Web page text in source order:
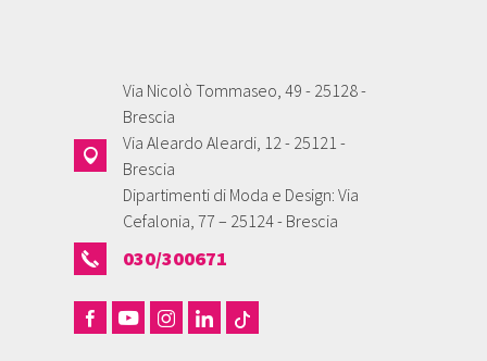
Via Nicolò Tommaseo, 49 - 25128 -
Brescia
Via Aleardo Aleardi, 12 - 25121 -
Brescia
Dipartimenti di Moda e Design: Via
Cefalonia, 77 – 25124 - Brescia
030/300671